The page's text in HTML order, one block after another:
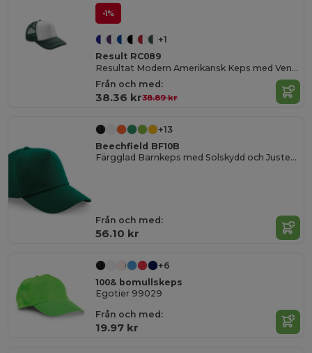
-1%
+1
Result RC089
Resultat Modern Amerikansk Keps med Ventilation
Från och med:
38.36 kr38.89 kr
+13
Beechfield BF10B
Färgglad Barnkeps med Solskydd och Justerbar Passform
Från och med:
56.10 kr
+6
100& bomullskeps
Egotier 99029
Från och med:
19.97 kr